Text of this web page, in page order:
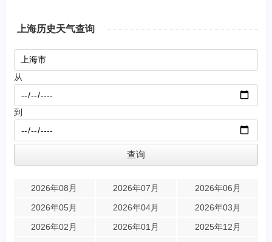
上海历史天气查询
从
到
2026年08月 2026年07月
2026年06月
2026年05月
2026年04月
2026年03月
2026年02月
2026年01月
2025年12月